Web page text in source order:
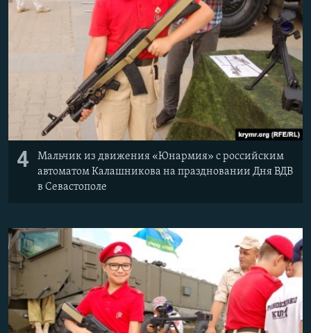
4
Мальчик из движения «Юнармия» с российским
автоматом Калашникова на праздновании Дня ВДВ
в Севастополе